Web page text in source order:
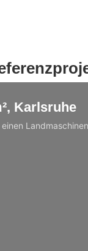
Karlsruhe